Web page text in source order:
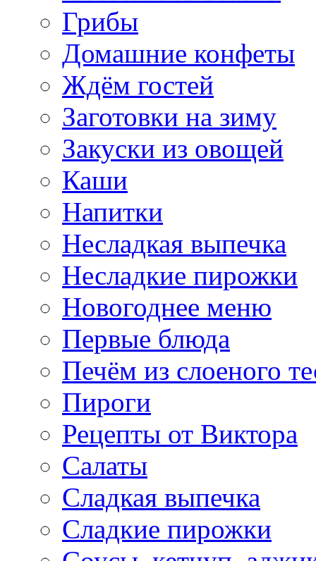
Грибы
Домашние конфеты
Ждём гостей
Заготовки на зиму
Закуски из овощей
Каши
Напитки
Несладкая выпечка
Несладкие пирожки
Новогоднее меню
Первые блюда
Печём из слоеного
Пироги
Рецепты от Виктора
Салаты
Сладкая выпечка
Сладкие пирожки